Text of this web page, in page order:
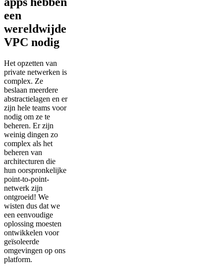
een
wereldwijde
VPC nodig
Het opzetten van
private netwerken is
complex. Ze
beslaan meerdere
abstractielagen en er
zijn hele teams voor
nodig om ze te
beheren. Er zijn
weinig dingen zo
complex als het
beheren van
architecturen die
hun oorspronkelijke
point-to-point-
netwerk zijn
ontgroeid! We
wisten dus dat we
een eenvoudige
oplossing moesten
ontwikkelen voor
geïsoleerde
omgevingen op ons
platform.